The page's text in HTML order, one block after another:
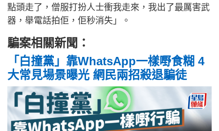
點頭走了，僧服打扮人士衝我走來，我出了最厲害武
器，舉電話拍佢，佢秒消失」。
騙案相關新聞：
「白撞黨」靠WhatsApp一樣嘢食糊 4
大常見場景曝光 網民兩招殺退騙徒